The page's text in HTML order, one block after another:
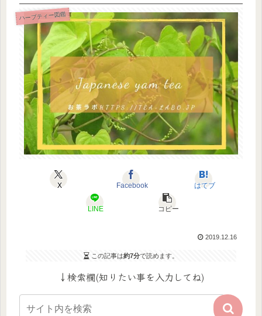
ハーブティー図鑑
X Facebook はてブ
LINE コピー
2019.12.16
この記事は約7分で読めます。
↓検索欄(知りたい事を入力してね)